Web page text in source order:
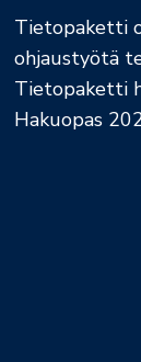
Tietopaketti
ohjaustyötä
Tietopaketti
Hakuopas